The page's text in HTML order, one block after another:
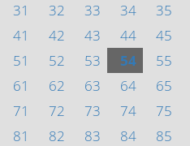
31
32 33 34 35
41
42 43 44 45
51
52 53 54 55
61
62 63 64 65
71
72 73 74 75
81
82 83 84 85